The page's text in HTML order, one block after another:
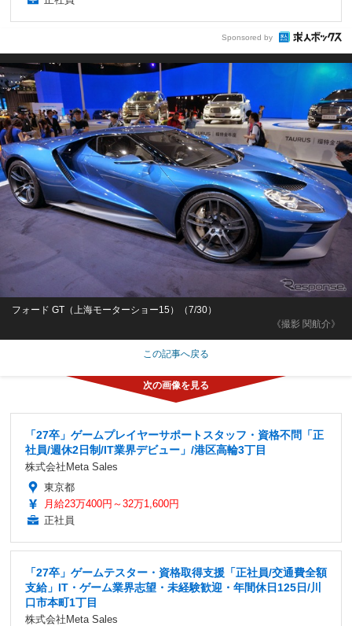
Sponsored by
《撮影 関航介》
フォード GT（上海モーターショー15）（7/30）
この記事へ戻る
「27卒」ゲームプレイヤーサポートスタッフ・資格不問「正
社員/週休2日制/IT業界デビュー」/港区高輪3丁目
株式会社Meta Sales
東京都
月給23万400円～32万1,600円
正社員
「27卒」ゲームテスター・資格取得支援「正社員/交通費全額
支給」IT・ゲーム業界志望・未経験歓迎・年間休日125日/川
口市本町1丁目
株式会社Meta Sales